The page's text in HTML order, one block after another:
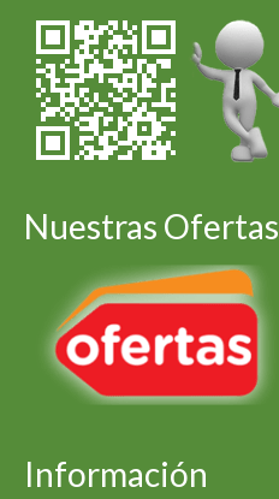
Nuestras Ofertas
Información